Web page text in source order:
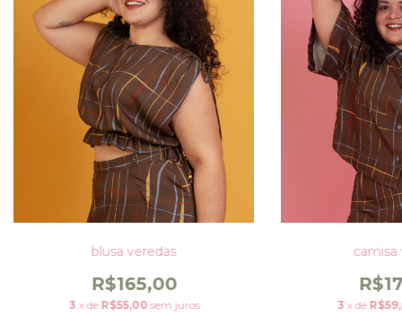
blusa veredas
R$165,00
3 x de R$55,00 sem juros
camisa
3 x de